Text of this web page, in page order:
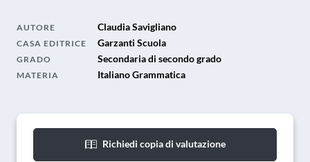
AUTORE Claudia Savigliano
CASA EDITRICE Garzanti Scuola
GRADO Secondaria di secondo grado
MATERIA Italiano Grammatica
Richiedi copia di valutazione